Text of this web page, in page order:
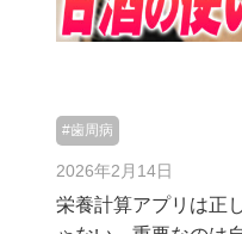
#歯周病
2026年2月14日
栄養計算アプリは正